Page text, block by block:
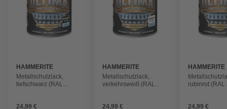
HAMMERITE
Metallschutzlack,
tiefschwarz (RAL
24,99 €
HAMMERITE
Metallschutzlack,
verkehrsweiß (RAL
24,99 €
HAMMERITE
rubinrot (RAL
24,99 €